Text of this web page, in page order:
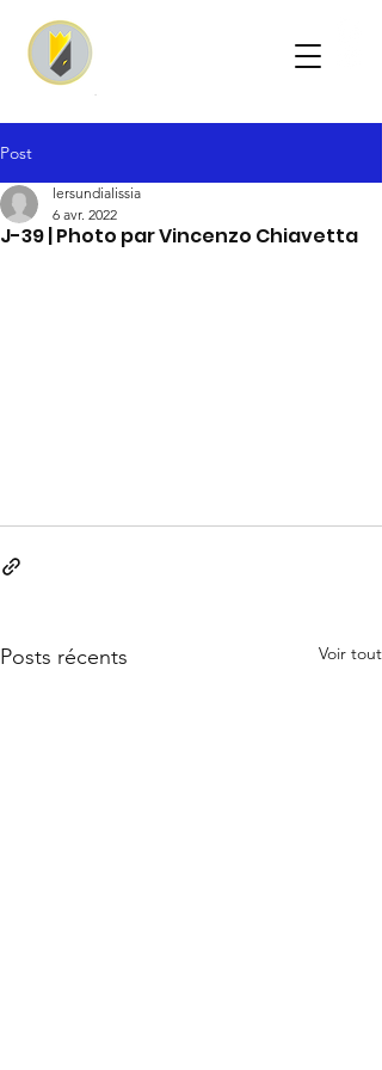
Post
J-39 | Photo par Vincenzo Chiavetta
lersundialissia
6 avr. 2022
Posts récents Voir tout